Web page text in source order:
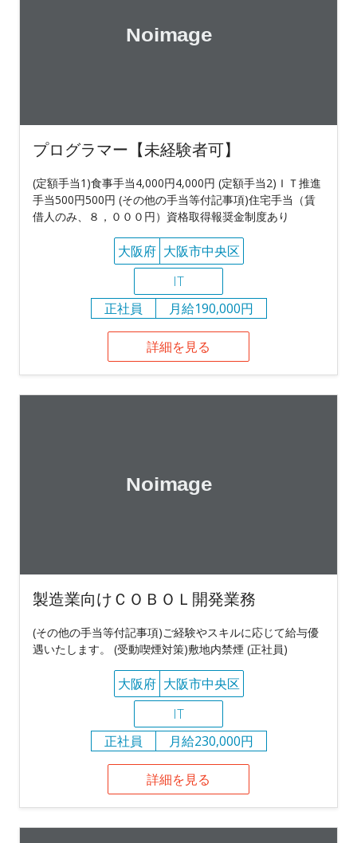
プログラマー【未経験者可】
(定額手当1)食事手当4,000円4,000円 (定額手当2)ＩＴ推進
手当500円500円 (その他の手当等付記事項)住宅手当（賃
借人のみ、８，０００円）資格取得報奨金制度あり
大阪府 大阪市中央区
IT
正社員
月給190,000円
詳細を見る
製造業向けＣＯＢＯＬ開発業務
(その他の手当等付記事項)ご経験やスキルに応じて給与優
遇いたします。 (受動喫煙対策)敷地内禁煙 (正社員)
大阪府 大阪市中央区
IT
正社員
月給230,000円
詳細を見る